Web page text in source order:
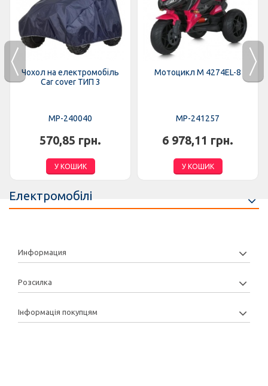
Чохол на електромобіль
Car cover ТИП 3
MP-240040
570,85 грн.
У КОШИК
Мотоцикл M 4274EL-8
MP-241257
6 978,11 грн.
У КОШИК
Електромобілі
Информация
Розсилка
Інформація покупцям